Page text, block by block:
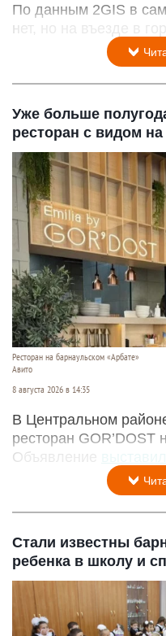
По данным 2GIS в
нет, но на въезде в
Уже больше
ресторан с видом
Ресторан на барнаульском «Арбате»
Авито
8 августа 2026 в 14:35
В Центральном
ресторан
Объявление
Стали известны
ребенка в школу и